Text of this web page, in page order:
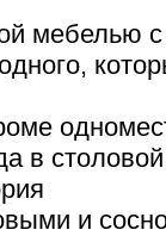
мебелью
в столовой
и